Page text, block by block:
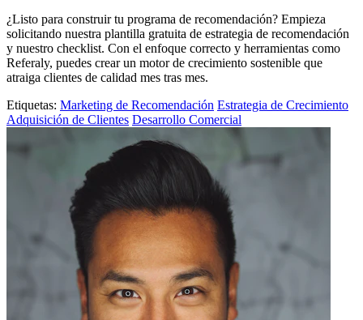
¿Listo para construir tu programa de recomendación? Empieza
solicitando nuestra plantilla gratuita de estrategia de recomendación
y nuestro checklist. Con el enfoque correcto y herramientas como
Referaly, puedes crear un motor de crecimiento sostenible que
atraiga clientes de calidad mes tras mes.
Etiquetas: Marketing de Recomendación Estrategia de Crecimiento
Adquisición de Clientes Desarrollo Comercial